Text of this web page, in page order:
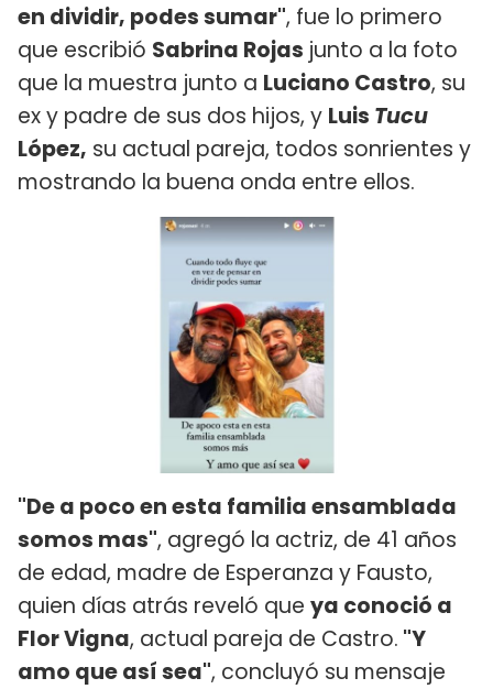
en dividir, podes sumar", fue lo primero
que escribió Sabrina Rojas junto a la foto
que la muestra junto a Luciano Castro, su
ex y padre de sus dos hijos, y Luis Tucu
López, su actual pareja, todos sonrientes y
mostrando la buena onda entre ellos.
"De a poco en esta familia ensamblada
somos mas", agregó la actriz, de 41 años
de edad, madre de Esperanza y Fausto,
quien días atrás reveló que ya conoció a
Flor Vigna, actual pareja de Castro. "Y
amo que así sea", concluyó su mensaje